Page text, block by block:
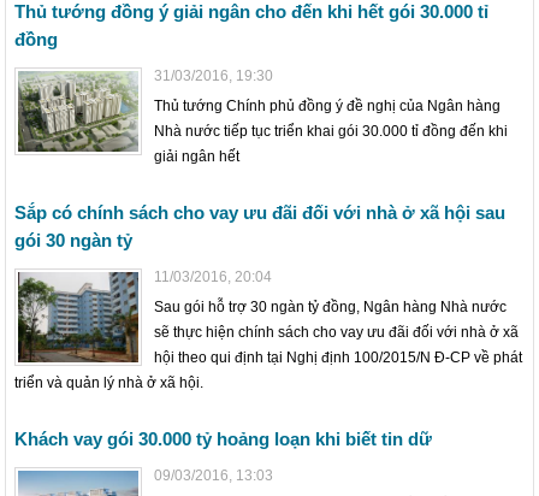
Thủ tướng đồng ý giải ngân cho đến khi hết gói 30.000 tỉ
đồng
31/03/2016, 19:30
Thủ tướng Chính phủ đồng ý đề nghị của Ngân hàng
Nhà nước tiếp tục triển khai gói 30.000 tỉ đồng đến khi
giải ngân hết
Sắp có chính sách cho vay ưu đãi đối với nhà ở xã hội sau
gói 30 ngàn tỷ
11/03/2016, 20:04
Sau gói hỗ trợ 30 ngàn tỷ đồng, Ngân hàng Nhà nước
sẽ thực hiện chính sách cho vay ưu đãi đối với nhà ở xã
hội theo qui định tại Nghị định 100/2015/N Đ-CP về phát
triển và quản lý nhà ở xã hội.
Khách vay gói 30.000 tỷ hoảng loạn khi biết tin dữ
09/03/2016, 13:03